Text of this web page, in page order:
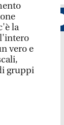
la
vero e
gruppi